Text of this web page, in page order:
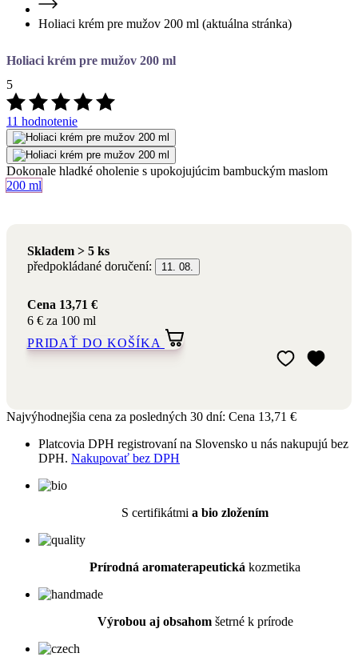
Holiaci krém pre mužov 200 ml (aktuálna stránka)
Holiaci krém pre mužov 200 ml
5
11 hodnotenie
Dokonale hladké oholenie s upokojujúcim bambuckým maslom
Objem
200 ml
Skladem > 5 ks
předpokládané doručení:
11. 08.
Cena 13,71 €
6 € za 100 ml
PRIDAŤ DO KOŠÍKA
Najvýhodnejšia cena za posledných 30 dní: Cena 13,71 €
Platcovia DPH registrovaní na Slovensko u nás nakupujú bez
DPH. Nakupovať bez DPH
S certifikátmi a bio zložením
Prírodná aromaterapeutická kozmetika
Výrobou aj obsahomšetrné k prírode